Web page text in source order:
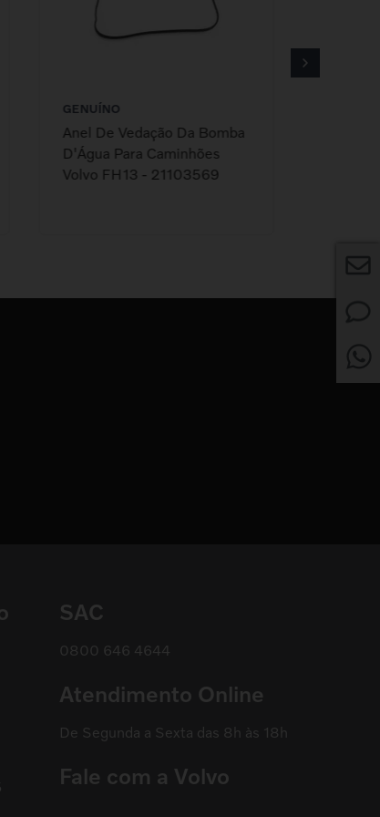
GENUÍNO
Anel De Vedação Da Bomba
D'Água Para Caminhões
Volvo FH13 - 21103569
SAC
0800 646 4644
Atendimento Online
De Segunda a Sexta das 8h às 18h
Fale com a Volvo